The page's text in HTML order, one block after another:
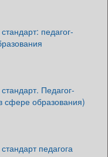
педагог-
Педагог-
сфере образования)
педагога